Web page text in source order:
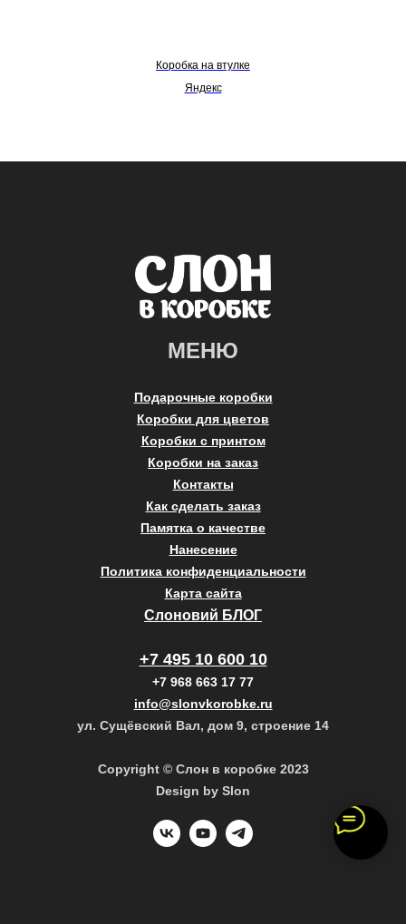
Коробка на втулке
Яндекс
МЕНЮ
Подарочные коробки
Коробки для цветов
Коробки с принтом
Коробки на заказ
Контакты
Как сделать заказ
Памятка о качестве
Нанесение
Политика конфиденциальности
Карта сайта
Слоновий БЛОГ
+7 495 10 600 10
+7 968 663 17 77
info@slonvkorobke.ru
ул. Сущёвский Вал, дом 9, строение 14
Copyright © Слон в коробке 2023
Design by Slon